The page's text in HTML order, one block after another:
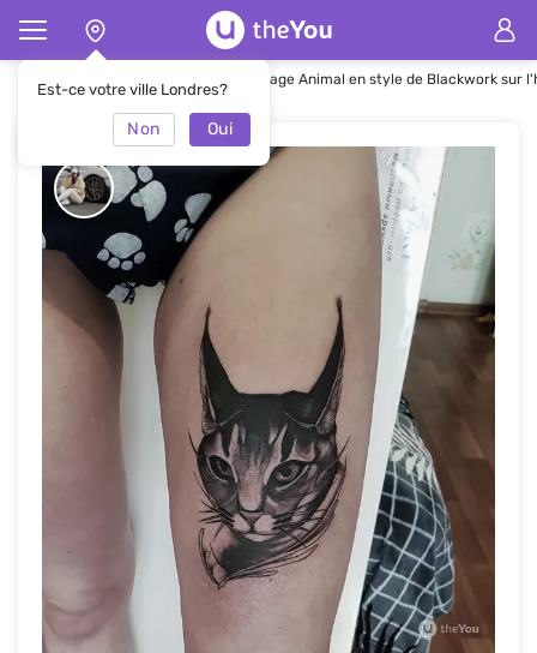
Est-ce votre ville Londres?
Non Oui
Page d'accueil Tatouages Tatouage Animal en style de Blackwork sur